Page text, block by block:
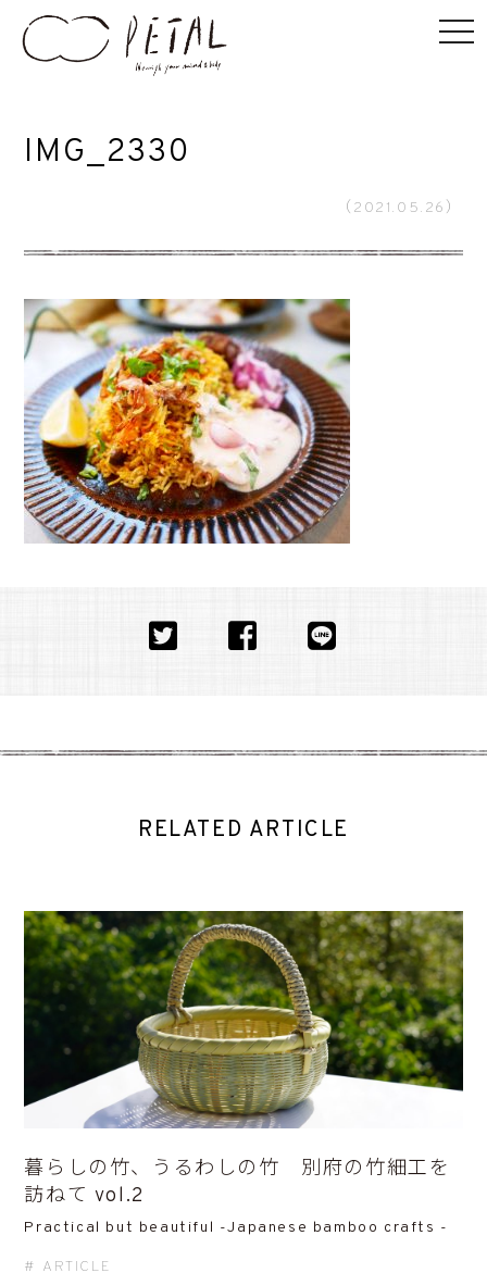
IMG_2330
（2021.05.26）
RELATED ARTICLE
暮らしの竹、うるわしの竹 別府の竹細工を
訪ねて vol.2
Practical but beautiful -Japanese bamboo crafts -
ARTICLE